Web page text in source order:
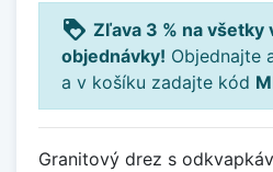
loyalty Zľava 3 % na všetky
objednávky! Objednajte
a v košíku zadajte kód
Granitový drez s